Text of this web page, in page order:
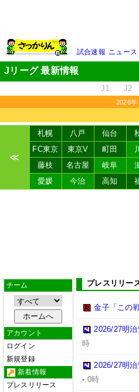
試合速報 ニュース
Jリーグ 最新情報
J1 J2
2026年
≪
札幌 八戸 仙台
FC東京
東京V 町田
藤枝
名古屋 岐阜
愛媛
今治 高知
チーム
アカウント
ログイン
新規登録
新着情報
プレスリリース
プレスリリー
金子「この
2026/27明
時
2026/27明
- 0時